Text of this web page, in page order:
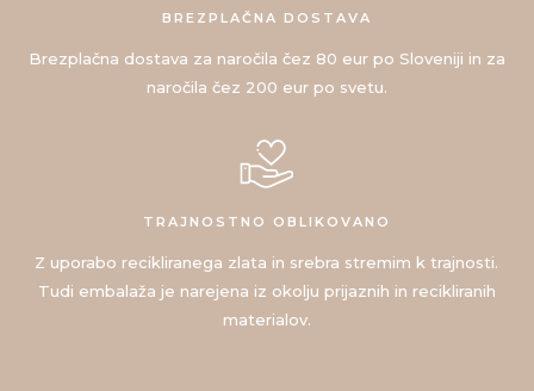
BREZPLAČNA DOSTAVA
Brezplačna dostava za naročila čez 80 eur po Sloveniji in za
naročila čez 200 eur po svetu.
TRAJNOSTNO OBLIKOVANO
Z uporabo recikliranega zlata in srebra stremim k trajnosti.
Tudi embalaža je narejena iz okolju prijaznih in recikliranih
materialov.